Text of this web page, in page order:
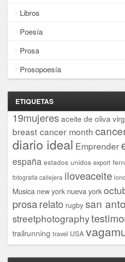
Libros
Poesía
Prosa
Prosopoesía
ETIQUETAS
19mujeresaceite de oliva
breast cancer month
diario ideal Emprender
españa estados unidos export
fotografía callejera iloveaceite
Musica new york nueva york
prosarelato rugby san
streetphotography
trailrunning travel USA